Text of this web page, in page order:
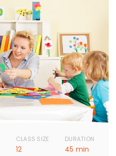
CLASS SIZE
12
DURATION
45 min